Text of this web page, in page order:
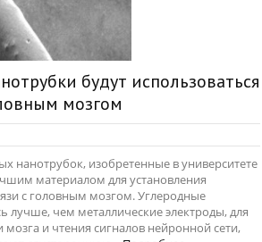
будут использоваться
мозгом
нанотрубок, изобретенные в университете
материалом для установления
с головным мозгом. Углеродные
лучше, чем металлические электроды, для
мозга и чтения сигналов нейронной сети,